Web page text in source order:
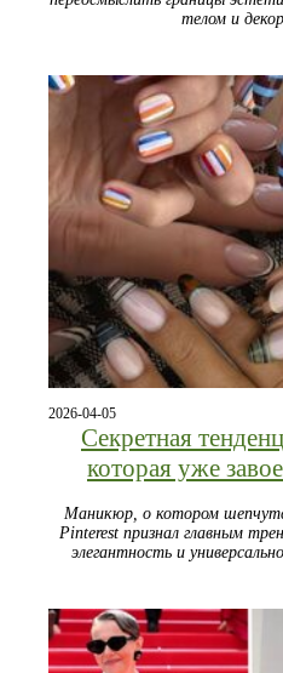
телом и
2026-04-05
Секретная
которая уже
Маникюр, о котором
Pinterest признал главным
элегантность и